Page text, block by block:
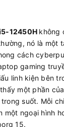
12450H không
nó là một
cách
gaming
linh kiện bên
một phần
suốt. Mỗi
một ngoại hình
15.